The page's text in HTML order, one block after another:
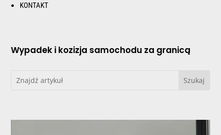
KONTAKT
Wypadek i kozizja samochodu za granicą